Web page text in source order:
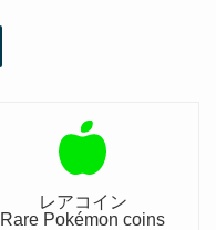
レアコイン
Rare Pokémon coins